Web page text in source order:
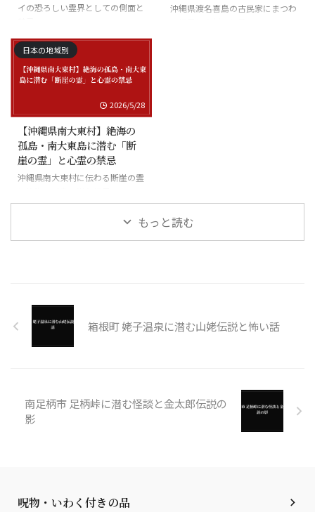
イの恐ろしい霊界としての側面と
沖縄県渡名喜島の古民家にまつわ
日本の地域別
2026/5/28
【沖縄県南大東村】絶海の
孤島・南大東島に潜む「断
崖の霊」と心霊の禁忌
沖縄県南大東村に伝わる断崖の霊
もっと読む
箱根町 姥子温泉に潜む山姥伝説と怖い話
南足柄市 足柄峠に潜む怪談と金太郎伝説の
影
呪物・いわく付きの品